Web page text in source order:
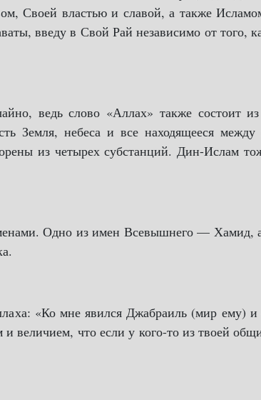
Своей властью и славой, а также
введу в Свой Рай независимо от того,
ведь слово «Аллах» также состоит
Земля, небеса и все находящееся
из четырех субстанций. Дин-Ислам
Одно из имен Всевышнего — Хамид,
«Ко мне явился Джабраиль (мир ему) и
величием, что если у кого-то из твоей